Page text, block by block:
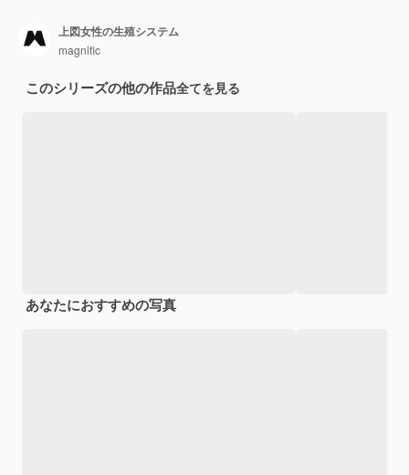
上図女性の生殖システム
magnific
このシリーズの他の作品全てを見る
あなたにおすすめの写真